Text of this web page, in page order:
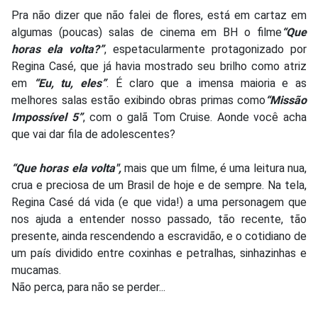
Pra não dizer que não falei de flores, está em cartaz em
algumas (poucas) salas de cinema em BH o filme“Que
horas ela volta?”, espetacularmente protagonizado por
Regina Casé, que já havia mostrado seu brilho como atriz
em
“Eu, tu, eles”. É claro que a imensa maioria e as
melhores salas estão exibindo obras primas como “Missão
Impossível 5”, com o galã Tom Cruise. Aonde você acha
que vai dar fila de adolescentes?
“Que horas ela volta", mais que um filme, é uma leitura nua,
crua e preciosa de um Brasil de hoje e de sempre. Na tela,
Regina Casé dá vida (e que vida!) a uma personagem que
nos ajuda a entender nosso passado, tão recente, tão
presente, ainda rescendendo a escravidão, e o cotidiano de
um país dividido entre coxinhas e petralhas, sinhazinhas e
mucamas.
Não perca, para não se perder...